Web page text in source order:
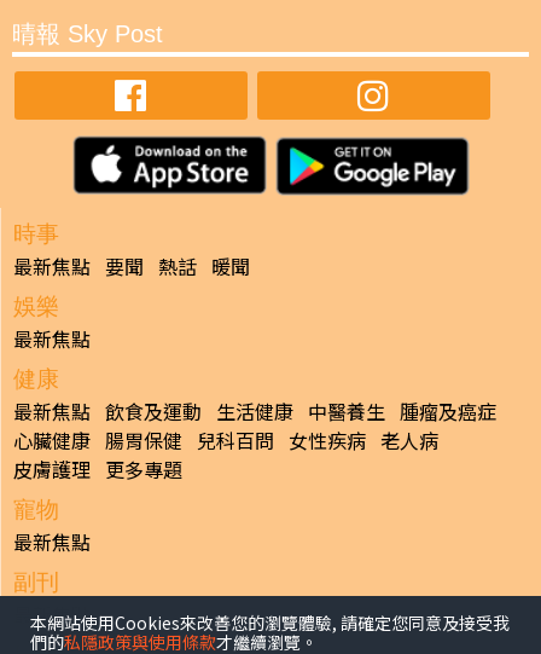
晴報 Sky Post
時事
最新焦點 要聞 熱話 暖聞
娛樂
最新焦點
健康
最新焦點 飲食及運動 生活健康 中醫養生 腫瘤及癌症
心臟健康 腸胃保健 兒科百問 女性疾病 老人病
皮膚護理 更多專題
寵物
最新焦點
副刊
最新焦點
本網站使用Cookies來改善您的瀏覽體驗, 請確定您同意及接受我
們的私隱政策與使用條款才繼續瀏覽。